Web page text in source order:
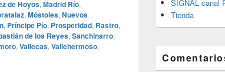
de Hoyos, Madrid Río,
, Móstoles, Nuevos
, Príncipe Pío, Prosperidad, Rastro,
de los Reyes, Sanchinarro,
, Vallecas, Vallehermoso,
SIGNAL canal
Tienda